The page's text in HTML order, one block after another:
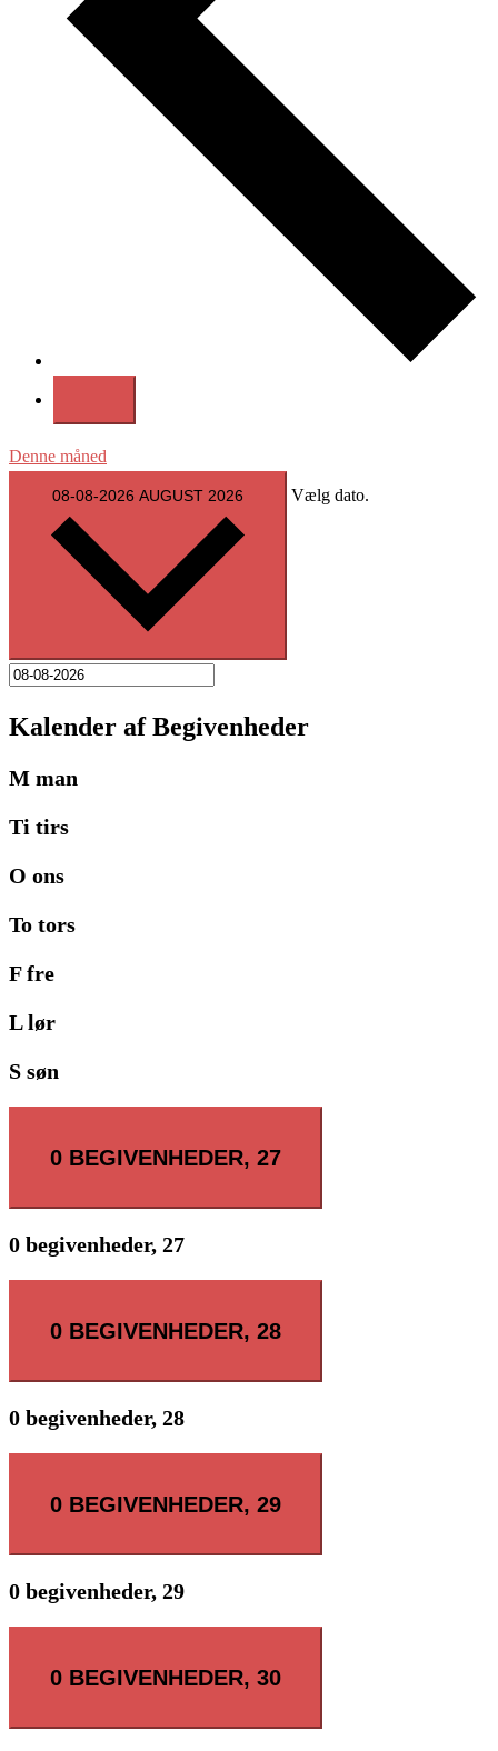
Denne måned
08-08-2026 AUGUST 2026 Vælg dato.
Kalender af Begivenheder
M man
Ti tirs
O ons
To tors
Ffre
Llør
S søn
0 BEGIVENHEDER, 27
0 begivenheder, 27
0 BEGIVENHEDER, 28
0 begivenheder, 28
0 BEGIVENHEDER, 29
0 begivenheder, 29
0 BEGIVENHEDER, 30